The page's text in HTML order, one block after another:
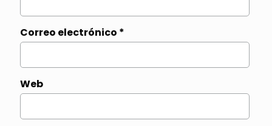
Correo electrónico *
Web